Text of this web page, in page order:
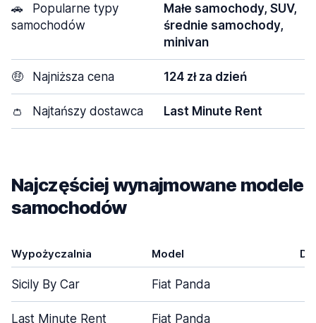
🚗
Popularne typy
samochodów
Małe samochody, SUV,
średnie samochody,
minivan
🤑 Najniższa cena 124 zł za dzień
👛 Najtańszy dostawca Last Minute Rent
Najczęściej wynajmowane modele
samochodów
Wypożyczalnia Model
Sicily By Car Fiat Panda
Last Minute Rent Fiat Panda